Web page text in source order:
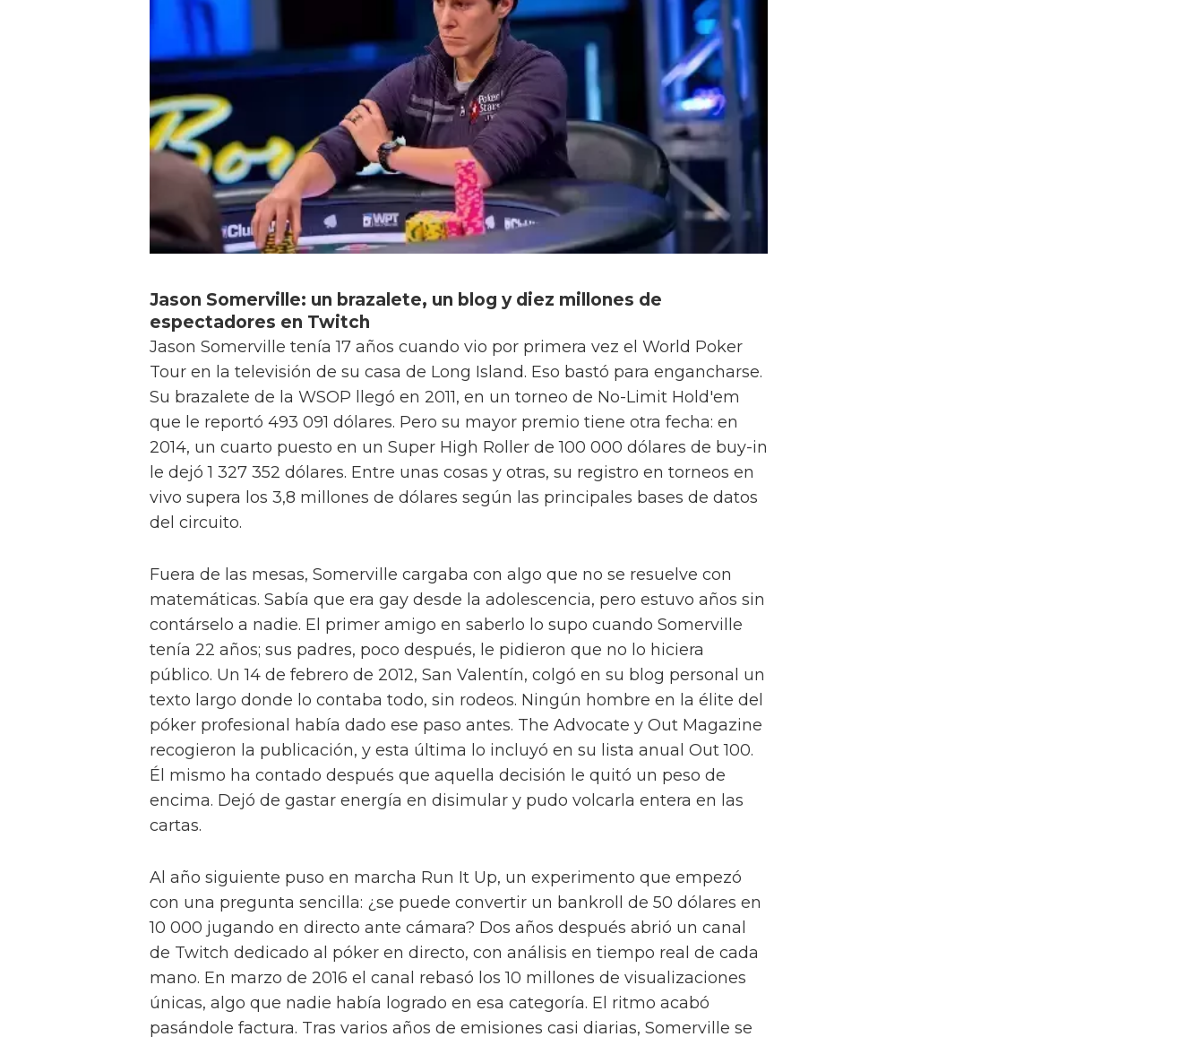
Jason Somerville: un brazalete, un blog y diez millones de
espectadores en Twitch
Jason Somerville tenía 17 años cuando vio por primera vez el World Poker
Tour en la televisión de su casa de Long Island. Eso bastó para engancharse.
Su brazalete de la WSOP llegó en 2011, en un torneo de No-Limit Hold'em
que le reportó 493 091 dólares. Pero su mayor premio tiene otra fecha: en
2014, un cuarto puesto en un Super High Roller de 100 000 dólares de buy-in
le dejó 1 327 352 dólares. Entre unas cosas y otras, su registro en torneos en
vivo supera los 3,8 millones de dólares según las principales bases de datos
del circuito.
Fuera de las mesas, Somerville cargaba con algo que no se resuelve con
matemáticas. Sabía que era gay desde la adolescencia, pero estuvo años sin
contárselo a nadie. El primer amigo en saberlo lo supo cuando Somerville
tenía 22 años; sus padres, poco después, le pidieron que no lo hiciera
público. Un 14 de febrero de 2012, San Valentín, colgó en su blog personal un
texto largo donde lo contaba todo, sin rodeos. Ningún hombre en la élite del
póker profesional había dado ese paso antes. The Advocate y Out Magazine
recogieron la publicación, y esta última lo incluyó en su lista anual Out 100.
Él mismo ha contado después que aquella decisión le quitó un peso de
encima. Dejó de gastar energía en disimular y pudo volcarla entera en las
cartas.
Al año siguiente puso en marcha Run It Up, un experimento que empezó
con una pregunta sencilla: ¿se puede convertir un bankroll de 50 dólares en
10 000 jugando en directo ante cámara? Dos años después abrió un canal
de Twitch dedicado al póker en directo, con análisis en tiempo real de cada
mano. En marzo de 2016 el canal rebasó los 10 millones de visualizaciones
únicas, algo que nadie había logrado en esa categoría. El ritmo acabó
pasándole factura. Tras varios años de emisiones casi diarias, Somerville se